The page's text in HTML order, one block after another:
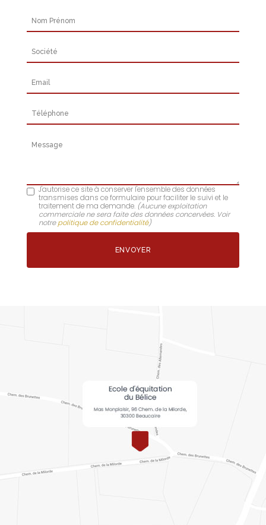
Nom Prénom
Société
Email
Téléphone
Message
J'autorise ce site à conserver l'ensemble des données
transmises dans ce formulaire pour faciliter le suivi et le
traitement de ma demande. (Aucune exploitation
commerciale ne sera faite des données concervées. Voir
notrepolitique de confidentialité)